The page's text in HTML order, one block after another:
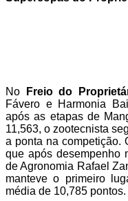
No Freio do
Fávero e Harmonia
após as etapas de
11,563, o zootecnista
a ponta na competição.
que após desempenho
de Agronomia Rafael
manteve o primeiro
média de 10,785 pontos.